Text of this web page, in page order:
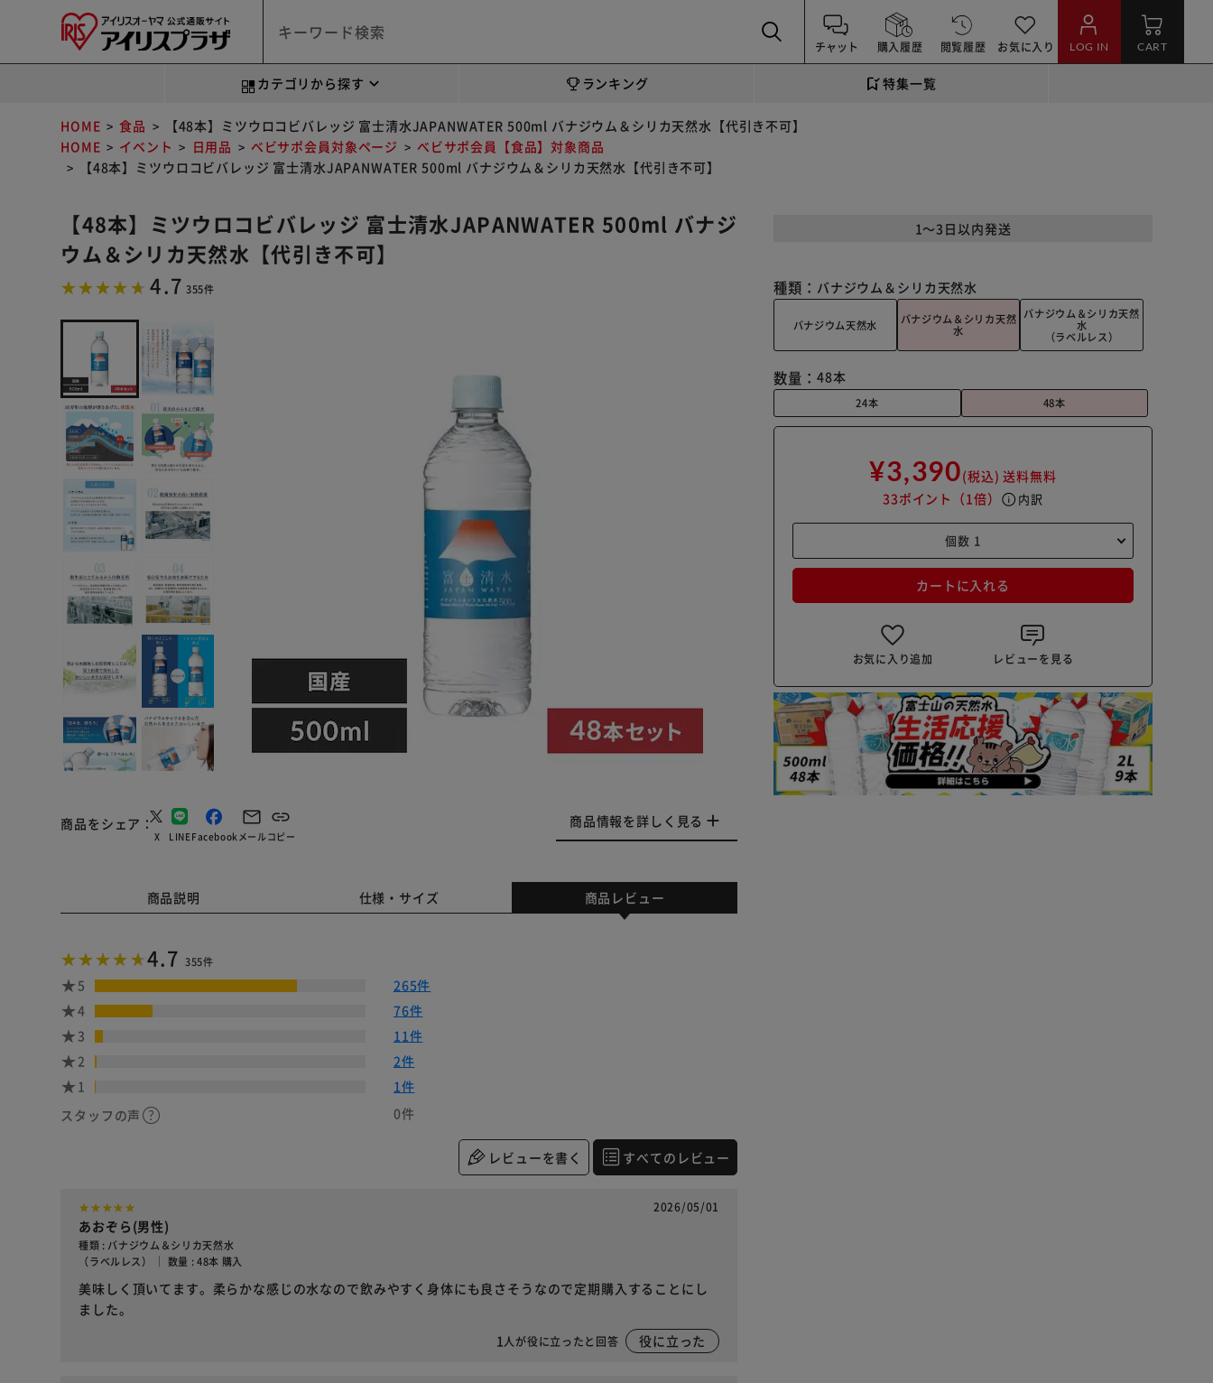
チャット 購入履歴 閲覧履歴 お気に入り LOG IN CART
カテゴリから探す ランキング 特集一覧
HOME 食品
【48本】ミツウロコビバレッジ 富士清水JAPANWATER 500ml バナジウム＆シリカ天然水【代引き不可】
HOME
イベント 日用品 べビサポ会員対象ページ
べビサポ会員【食品】対象商品
【48本】ミツウロコビバレッジ 富士清水JAPANWATER 500ml バナジウム＆シリカ天然水【代引き不可】
【48本】ミツウロコビバレッジ 富士清水JAPANWATER 500ml バナジ
ウム＆シリカ天然水【代引き不可】
4.7 355件
商品をシェア
X LINEFacebookメールコピー
商品情報を詳しく見る
1～3日以内発送
種類： バナジウム＆シリカ天然水
バナジウム天然水
バナジウム＆シリカ天然
水
バナジウム＆シリカ天然
水
（ラベルレス）
数量： 48本
24本 48本
¥3,390(税込) 送料無料
33ポイント （1倍） info 内訳
カートに入れる
お気に入り追加 レビューを見る
商品説明 仕様・サイズ 商品レビュー
4.7 355件
5
265件
4
76件
3
11件
2
2件
1
1件
スタッフの声
0件
レビューを書く すべてのレビュー
2026/05/01
あおぞら(男性)
種類 : バナジウム＆シリカ天然水
（ラベルレス） ｜ 数量 : 48本 購入
美味しく頂いてます。柔らかな感じの水なので飲みやすく身体にも良さそうなので定期購入することにし
ました。
1人が役に立ったと回答 役に立った